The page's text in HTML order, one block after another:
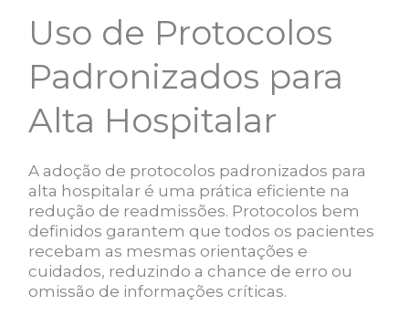
Uso de Protocolos
Padronizados para
Alta Hospitalar
A adoção de protocolos padronizados para
alta hospitalar é uma prática eficiente na
redução de readmissões. Protocolos bem
definidos garantem que todos os pacientes
recebam as mesmas orientações e
cuidados, reduzindo a chance de erro ou
omissão de informações críticas.